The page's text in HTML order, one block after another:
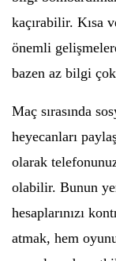
kaçırabilir. Kısa
önemli
bazen az bilgi
Maç sırasında
heyecanları
olarak
olabilir. Bunun
hesaplarınızı
atmak, hem